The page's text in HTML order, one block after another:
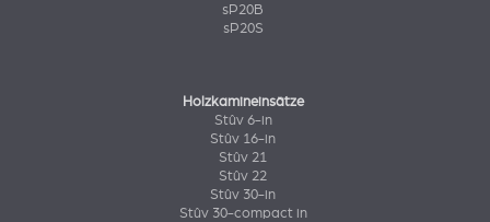
sP20B
sP20S
Holzkamineinsätze
Stûv 6-in
Stûv 16-in
Stûv 21
Stûv 22
Stûv 30-in
Stûv 30-compact in